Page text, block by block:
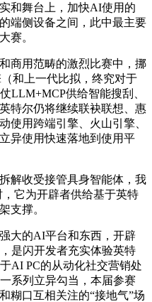
和舞台上，加快AI使用的
端侧设备之间，此中最主要
赛。
用范畴的激烈比赛中，挪
和上一代比拟，终究对于
LLM+MCP供给智能搜刮、
特尔仍将继续联袂联想、惠
使用跨端引擎、火山引擎、
异使用快速落地到使用平
收受接管具身智能体，我
它为开辟者供给基于英特
支撑。
的AI平台和东西，开辟
是闪开发者充实体验英特
AI PC的从动化社交营销处
系列立异勾当，本届参赛
糊口互相关注的“接地气”场